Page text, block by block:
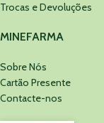
Trocas e Devoluções
MINEFARMA
Sobre Nós
Cartão Presente
Contacte-nos